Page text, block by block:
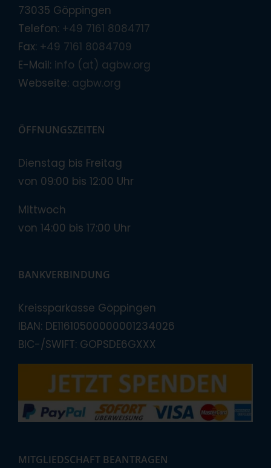
73035 Göppingen
Telefon: +49 7161 8084717
Fax: +49 7161 8084709
E-Mail: info (at) agbw.org
Webseite: agbw.org
ÖFFNUNGSZEITEN
Dienstag bis Freitag
von 09:00 bis 12:00 Uhr
Mittwoch
von 14:00 bis 17:00 Uhr
BANKVERBINDUNG
Kreissparkasse Göppingen
IBAN: DE11610500000001234026
BIC-/SWIFT: GOPSDE6GXXX
MITGLIEDSCHAFT BEANTRAGEN